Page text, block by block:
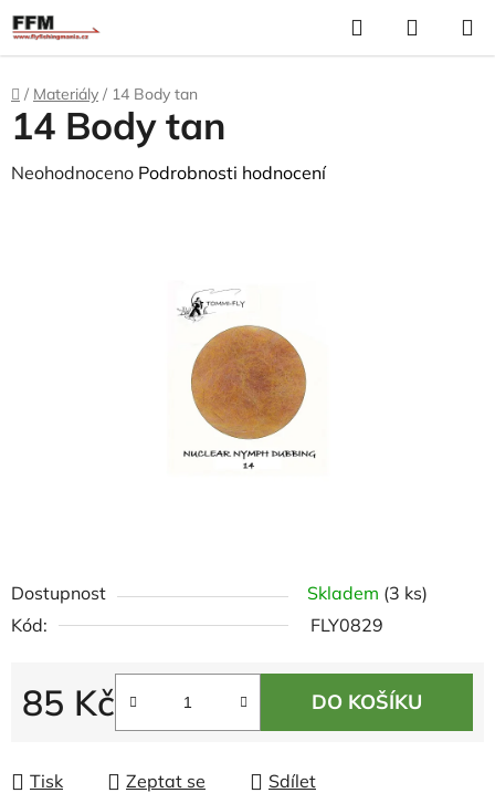
Přejít
na
obsah
Hledat
Domů
/ Materiály / 14 Body tan
Dostupnost Skladem (3 ks)
Kód:
FLY0829
85 Kč
Měrná cena:
DO KOŠÍKU
Tisk Zeptat se Sdílet
14 Body tan
Průměrné
Neohodnoceno Podrobnosti hodnocení